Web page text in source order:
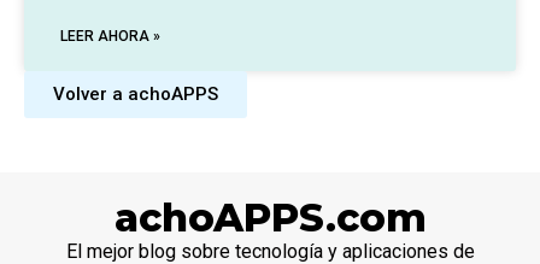
LEER AHORA »
Volver a achoAPPS
achoAPPS.com
El mejor blog sobre tecnología y aplicaciones de